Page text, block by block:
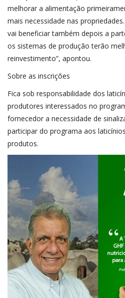
melhorar a alimentação
mais necessidade nas
vai beneficiar também depois a
os sistemas de produção terão
reinvestimento”, apontou.
Sobre as inscrições
Fica sob responsabilidade dos
produtores interessados no
fornecedor a necessidade de
participar do programa aos
produtos.